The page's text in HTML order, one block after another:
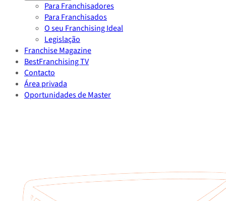
Para Franchisadores
Para Franchisados
O seu Franchising Ideal
Legislação
Franchise Magazine
BestFranchising TV
Contacto
Área privada
Oportunidades de Master